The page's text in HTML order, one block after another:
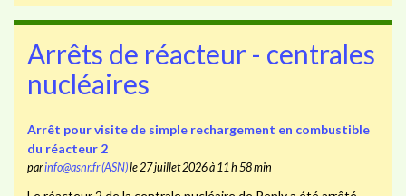
Arrêts de réacteur - centrales
nucléaires
Arrêt pour visite de simple rechargement en combustible
du réacteur 2
parinfo@asnr.fr (ASN)le 27 juillet 2026 à 11 h 58 min